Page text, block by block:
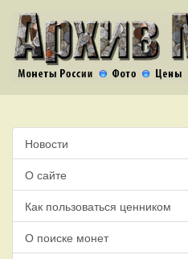
Новости
О сайте
Как пользоваться ценником
О поиске монет